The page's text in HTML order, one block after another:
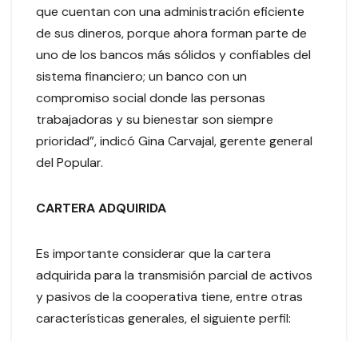
que cuentan con una administración eficiente
de sus dineros, porque ahora forman parte de
uno de los bancos más sólidos y confiables del
sistema financiero; un banco con un
compromiso social donde las personas
trabajadoras y su bienestar son siempre
prioridad”, indicó Gina Carvajal, gerente general
del Popular.
CARTERA ADQUIRIDA
Es importante considerar que la cartera
adquirida para la transmisión parcial de activos
y pasivos de la cooperativa tiene, entre otras
características generales, el siguiente perfil: